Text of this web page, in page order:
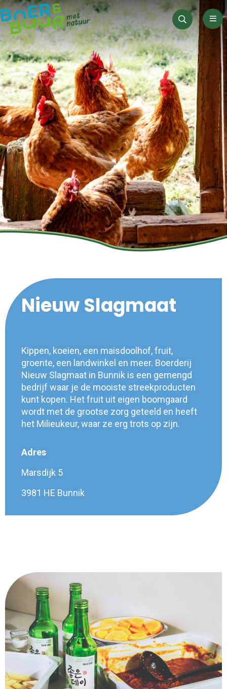
Zoeken
Nieuw Slagmaat
Kippen, koeien, een maisdoolhof, fruit,
groente, een landwinkel en meer. Boerderij
Nieuw Slagmaat in Bunnik is een gemengd
bedrijf waar je de mooiste streekproducten
kunt kopen. Het fruit uit eigen boomgaard
wordt met de grootse zorg geteeld en heeft
het Milieukeur, waar ze erg trots op zijn.
Adres
Marsdijk 5
3981 HE Bunnik